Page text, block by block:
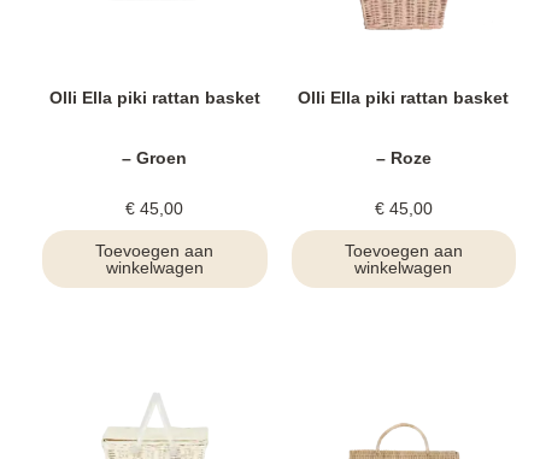
Olli Ella piki rattan basket
– Groen
€ 45,00
Toevoegen aan
winkelwagen
Olli Ella piki rattan basket
– Roze
€45,00
Toevoegen aan
winkelwagen